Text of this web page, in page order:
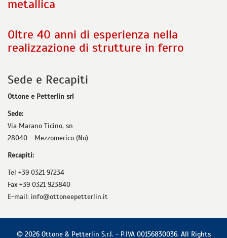
metallica
Oltre 40 anni di esperienza nella
realizzazione di strutture in ferro
Sede e Recapiti
Ottone e Petterlin srl
Sede:
Via Marano Ticino, sn
28040 - Mezzomerico (No)
Recapiti:
Tel +39 0321 97234
Fax +39 0321 923840
E-mail: info@ottoneepetterlin.it
© 2026 Ottone & Petterlin S.r.l. - P.IVA 00156830036. All Rights